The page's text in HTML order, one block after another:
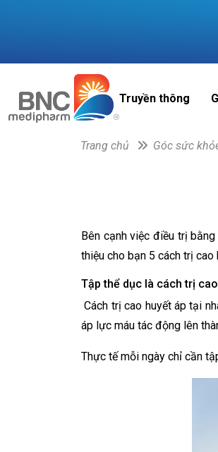
Truyền thông
Trang chủ Góc sức
Bên cạnh việc điều trị
thiệu cho bạn 5 cách trị
Tập thể dục là cách trị
Cách trị cao huyết áp tại
áp lực máu tác động lên
Thực tế mỗi ngày chỉ cần